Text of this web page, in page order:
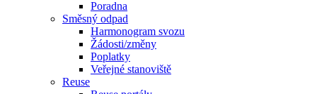
Poradna
Směsný odpad
Harmonogram svozu
Žádosti/změny
Poplatky
Veřejné stanoviště
Reuse